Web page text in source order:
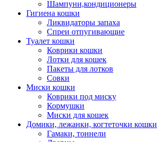
Шампуни,кондиционеры
Гигиена кошки
Ликвидаторы запаха
Спреи отпугивающие
Туалет кошки
Коврики кошки
Лотки для кошек
Пакеты для лотков
Совки
Миски кошки
Коврики под миску
Кормушки
Миски для кошек
Домики, лежанки, когтеточки кошки
Гамаки, тоннели